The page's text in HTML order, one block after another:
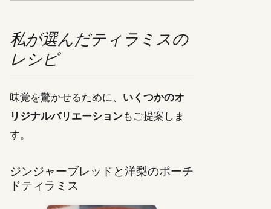
私が選んだティラミスの
レシピ
味覚を驚かせるために、 いくつかのオ
リジナルバリエーションもご提案しま
す。
ジンジャーブレッドと洋梨のポーチ
ドティラミス